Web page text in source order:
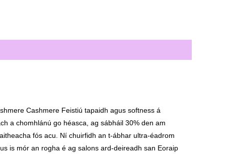
Cashmere Feistiú tapaidh agus softness á
a chomhlánú go héasca, ag sábháil 30% den am
fós acu. Ní chuirfidh an t-ábhar ultra-éadrom
is mór an rogha é ag salons ard-deireadh san Eoraip